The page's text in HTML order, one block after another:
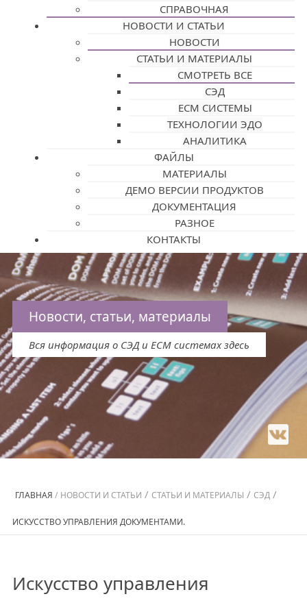
СПРАВОЧНАЯ
НОВОСТИ И СТАТЬИ
НОВОСТИ
СТАТЬИ И МАТЕРИАЛЫ
СМОТРЕТЬ ВСЕ
СЭД
ECM СИСТЕМЫ
ТЕХНОЛОГИИ ЭДО
АНАЛИТИКА
ФАЙЛЫ
МАТЕРИАЛЫ
ДЕМО ВЕРСИИ ПРОДУКТОВ
ДОКУМЕНТАЦИЯ
РАЗНОЕ
КОНТАКТЫ
Новости, статьи, материалы
Вся информация о СЭД и ECM системах здесь
ГЛАВНАЯ / НОВОСТИ И СТАТЬИ / СТАТЬИ И МАТЕРИАЛЫ / СЭД /
ИСКУССТВО УПРАВЛЕНИЯ ДОКУМЕНТАМИ.
Искусство управления